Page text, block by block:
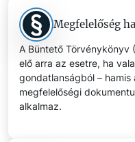
Megfelelőség
A Büntető Törvénykönyv
elő arra az esetre, ha
gondatlanságból –
megfelelőségi
alkalmaz.